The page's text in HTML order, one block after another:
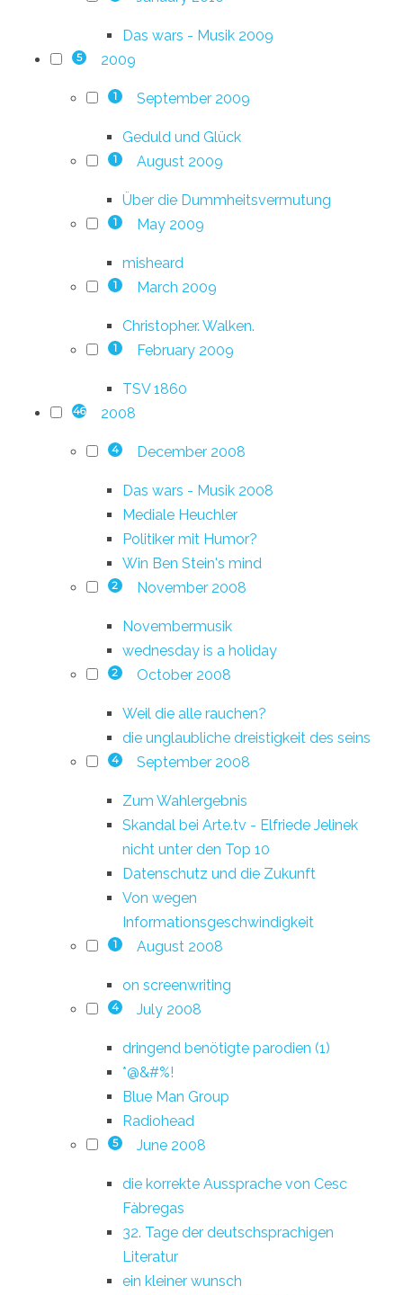
Das wars - Musik 2009
5 2009
1 September 2009
Geduld und Glück
1 August 2009
Über die Dummheitsvermutung
1 May 2009
misheard
1 March 2009
Christopher. Walken.
1 February 2009
TSV 1860
46 2008
4 December 2008
Das wars - Musik 2008
Mediale Heuchler
Politiker mit Humor?
Win Ben Stein's mind
2 November 2008
Novembermusik
wednesday is a holiday
2 October 2008
Weil die alle rauchen?
die unglaubliche dreistigkeit des seins
4 September 2008
Zum Wahlergebnis
Skandal bei Arte.tv - Elfriede Jelinek
nicht unter den Top 10
Datenschutz und die Zukunft
Von wegen
Informationsgeschwindigkeit
1 August 2008
on screenwriting
4 July 2008
dringend benötigte parodien (1)
*@&#%!
Blue Man Group
Radiohead
5 June 2008
die korrekte Aussprache von Cesc
Fàbregas
32. Tage der deutschsprachigen
Literatur
ein kleiner wunsch